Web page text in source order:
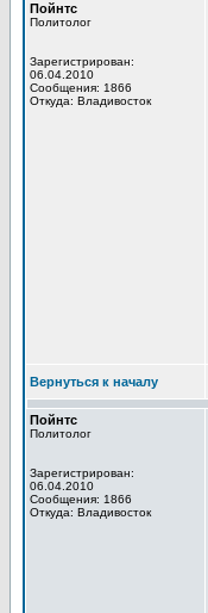
Пойнтс
Политолог
Зарегистрирован:
06.04.2010
Сообщения: 1866
Откуда: Владивосток
Вернуться к началу
Пойнтс
Политолог
Зарегистрирован:
06.04.2010
Сообщения: 1866
Откуда: Владивосток